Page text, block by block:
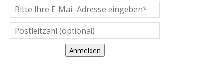
Anmelden